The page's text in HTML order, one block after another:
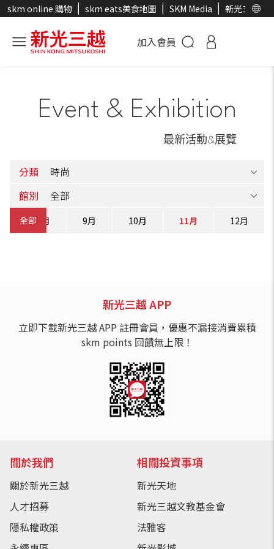
skm online 購物 skm eats美食地圖 SKM Media 新光三越官
加入會員
Event & Exhibition
最新活動&展覽
分類
館別
全部 8月 9月 10月 11月 12月
新光三越 APP
立即下載新光三越 APP 註冊會員，優惠不漏接消費累積
skm points 回饋無上限！
關於我們
關於新光三越
人才招募
隱私權政策
相關投資事項
新光天地
新光三越文教基金會
法雅客